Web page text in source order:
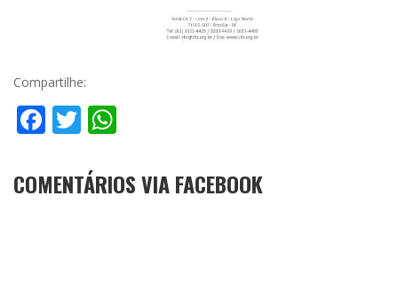
Compartilhe:
Facebook
Twitter
COMENTÁRIOS VIA FACEBOOK